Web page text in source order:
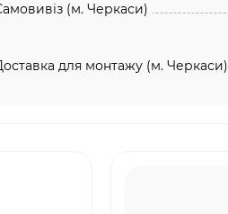
(м. Черкаси)
для монтажу (м. Черкаси)